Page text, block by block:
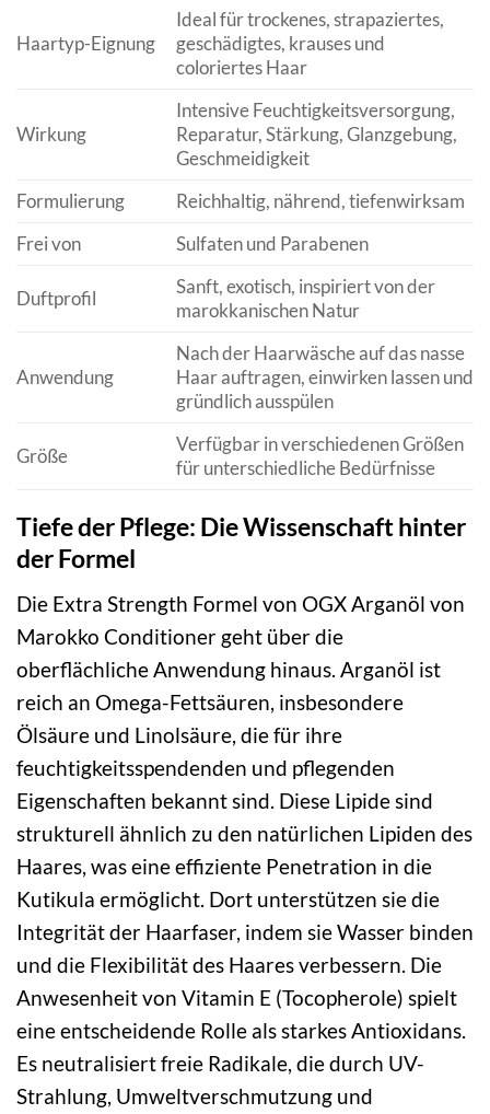
Haartyp-Eignung
Ideal für trockenes, strapaziertes,
geschädigtes, krauses und
coloriertes Haar
Wirkung
Intensive Feuchtigkeitsversorgung,
Reparatur, Stärkung, Glanzgebung,
Geschmeidigkeit
Formulierung
Reichhaltig, nährend, tiefenwirksam
Frei von
Sulfaten und Parabenen
Duftprofil
Sanft, exotisch, inspiriert von der
marokkanischen Natur
Anwendung
Nach der Haarwäsche auf das nasse
Haar auftragen, einwirken lassen und
gründlich ausspülen
Größe
Verfügbar in verschiedenen Größen
für unterschiedliche Bedürfnisse
Tiefe der Pflege: Die Wissenschaft hinter
der Formel
Die Extra Strength Formel von OGX Arganöl von
Marokko Conditioner geht über die
oberflächliche Anwendung hinaus. Arganöl ist
reich an Omega-Fettsäuren, insbesondere
Ölsäure und Linolsäure, die für ihre
feuchtigkeitsspendenden und pflegenden
Eigenschaften bekannt sind. Diese Lipide sind
strukturell ähnlich zu den natürlichen Lipiden des
Haares, was eine effiziente Penetration in die
Kutikula ermöglicht. Dort unterstützen sie die
Integrität der Haarfaser, indem sie Wasser binden
und die Flexibilität des Haares verbessern. Die
Anwesenheit von Vitamin E (Tocopherole) spielt
eine entscheidende Rolle als starkes Antioxidans.
Es neutralisiert freie Radikale, die durch UV-
Strahlung, Umweltverschmutzung und